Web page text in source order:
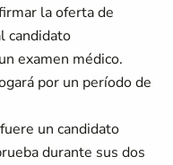
la oferta de
candidato
examen médico.
por un período de
un candidato
durante sus dos